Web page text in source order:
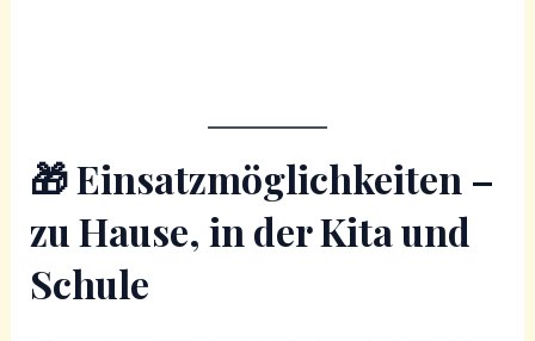
🎁Einsatzmöglichkeiten –
zu Hause, in der Kita und
Schule